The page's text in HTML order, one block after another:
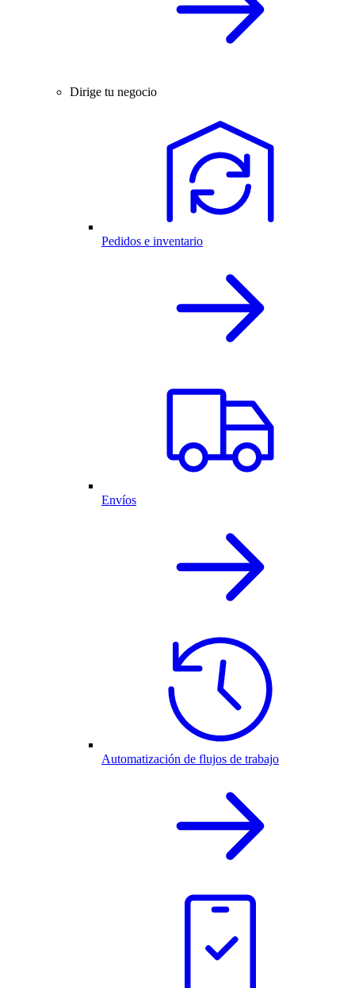
Dirige tu negocio
Pedidos e inventario
Envíos
Automatización de flujos de trabajo